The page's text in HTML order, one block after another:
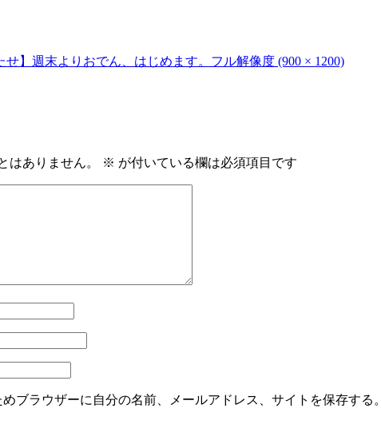
せ】週末よりおでん、はじめます。 フル解像度 (900 × 1200)
はありません。 ※ が付いている欄は必須項目です
ブラウザーに自分の名前、メールアドレス、サイトを保存する。